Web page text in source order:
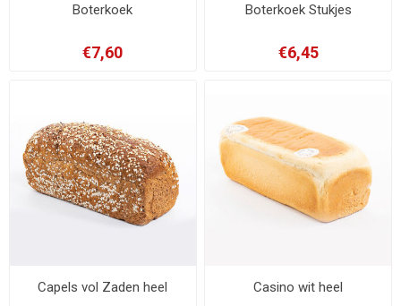
Boterkoek
€7,60
Boterkoek Stukjes
€6,45
Capels vol Zaden heel Casino wit heel